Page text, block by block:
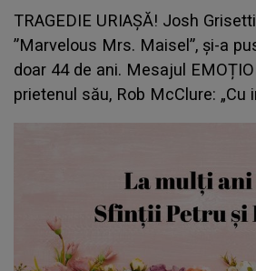
TRAGEDIE URIAȘĂ! Josh
”Marvelous Mrs. Maisel”, și-a
doar 44 de ani. Mesajul
prietenul său, Rob McClure:
anunț că...”